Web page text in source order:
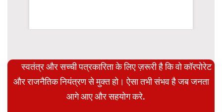
स्वतंत्र और सच्ची पत्रकारिता के लिए ज़रूरी है कि वो कॉरपोरेट
और राजनैतिक नियंत्रण से मुक्त हो। ऐसा तभी संभव है जब जनता
आगे आए और सहयोग करे.